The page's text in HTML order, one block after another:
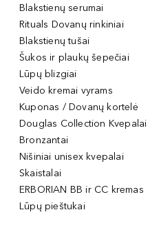
Blakstienų serumai
Rituals Dovanų rinkiniai
Blakstienų tušai
Šukos ir plaukų šepečiai
Lūpų blizgiai
Veido kremai vyrams
Kuponas / Dovanų kortelė
Douglas Collection Kvepalai
Bronzantai
Nišiniai unisex kvepalai
Skaistalai
ERBORIAN BB ir CC kremas
Lūpų pieštukai